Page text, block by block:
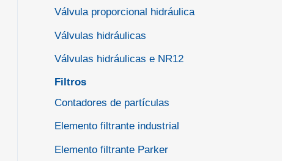
Válvula proporcional hidráulica
Válvulas hidráulicas
Válvulas hidráulicas e NR12
Filtros
Contadores de partículas
Elemento filtrante industrial
Elemento filtrante Parker